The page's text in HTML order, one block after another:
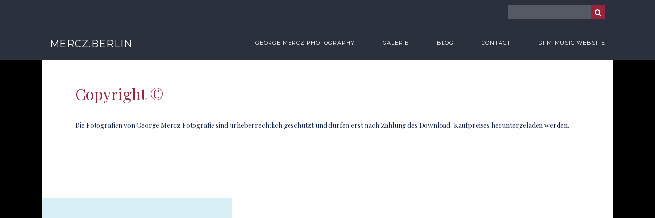
MERCZ.BERLIN GEORGE MERCZ PHOTOGRAPHY GALERIE BLOG CONTACT GFM-MUSIC WEBSITE
Copyright ©
Die Fotografien von George Mercz Fotografie sind urheberrechtlich geschützt und dürfen erst nach Zahlung des Download-Kaufpreises heruntergeladen werden.